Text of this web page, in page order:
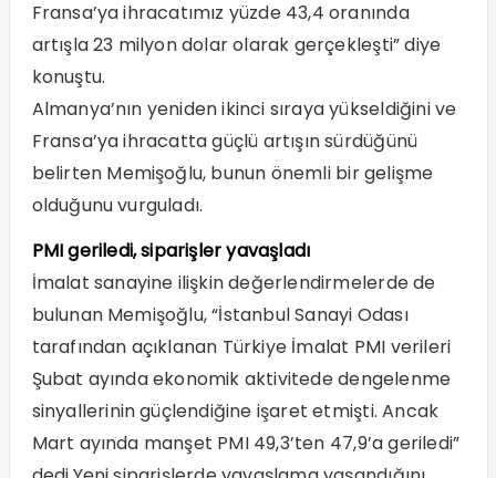
Fransa’ya ihracatımız yüzde 43,4 oranında
artışla 23 milyon dolar olarak gerçekleşti” diye
konuştu.
Almanya’nın yeniden ikinci sıraya yükseldiğini ve
Fransa’ya ihracatta güçlü artışın sürdüğünü
belirten Memişoğlu, bunun önemli bir gelişme
olduğunu vurguladı.
PMI geriledi, siparişler yavaşladı
İmalat sanayine ilişkin değerlendirmelerde de
bulunan Memişoğlu, “İstanbul Sanayi Odası
tarafından açıklanan Türkiye İmalat PMI verileri
Şubat ayında ekonomik aktivitede dengelenme
sinyallerinin güçlendiğine işaret etmişti. Ancak
Mart ayında manşet PMI 49,3’ten 47,9’a geriledi”